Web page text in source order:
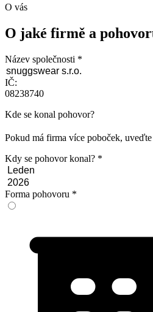
O vás
O jaké firmě a
Název společnosti
IČ:
08238740
Kde se konal pohovor?
Pokud má firma více poboček,
Kdy se pohovor konal?
Forma pohovoru